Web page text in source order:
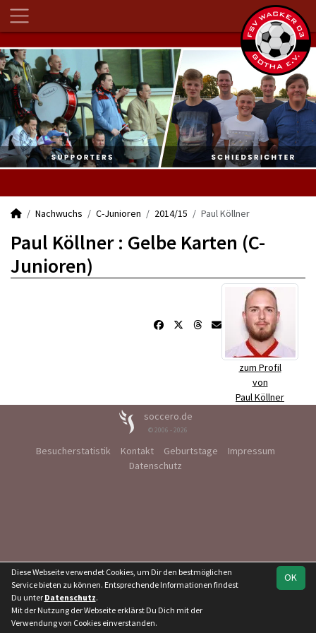
Nachwuchs C-Junioren 2014/15 Paul Köllner
Paul Köllner : Gelbe Karten (C-
Junioren)
zum Profil
von
Paul Köllner
soccero.de
© 2006 - 2026
Besucherstatistik Kontakt Geburtstage
Impressum
Datenschutz
OK
Diese Webseite verwendet Cookies, um Dir den bestmöglichen
Service bieten zu können. Entsprechende Informationen findest
Du unter Datenschutz.
Mit der Nutzung der Webseite erklärst Du Dich mit der
Verwendung von Cookies einverstanden.